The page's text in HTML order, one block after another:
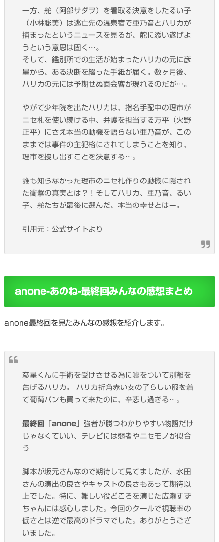
一方、舵（阿部サダヲ） を看取る決意をしたるい子
（小林聡美） は逃亡先の温泉宿で亜乃音とハリカが
捕まったというニュースを見るが、舵に添い遂げよ
うという意思は固く…。
そして、鑑別所での生活が始まったハリカの元に彦
星から、ある決断を綴った手紙が届く。数ヶ月後、
ハリカの元には予期せぬ面会客が現れるのだが…。
やがて少年院を出たハリカは、指名手配中の理市が
ニセ札を使い続ける中、弁護を担当する万平（火野
正平） にさえ本当の動機を語らない亜乃音が、この
ままでは事件の主犯格にされてしまうことを知り、
理市を捜し出すことを決意する…。
誰も知らなかった理市のニセ札作りの動機に隠され
た衝撃の真実とは？！そしてハリカ、亜乃音、るい
子、舵たちが最後に選んだ、本当の幸せとはー。
引用元：公式サイトより
anone-あのね-最終回みんなの感想まとめ
anone最終回を見たみんなの感想を紹介します。
彦星くんに手術を受けさせる為に嘘をついて別離を
告げるハリカ。 ハリカ折角赤い女の子らしい服を着
て葡萄パンも買って来たのに、辛悲し過ぎる…。
最終回 「anone 」強者が勝つわかりやすい物語だけ
じゃなくていい、テレビには弱者やニセモノが似合
う
脚本が坂元さんなので期待して見てましたが、水田
さんの演出の良さやキャストの良さもあって期待以
上でした。特に、難しい役どころを演じた広瀬すず
ちゃんには感心しました。今回のクールで視聴率の
低さとは逆で最高のドラマでした。ありがとうござ
いました。